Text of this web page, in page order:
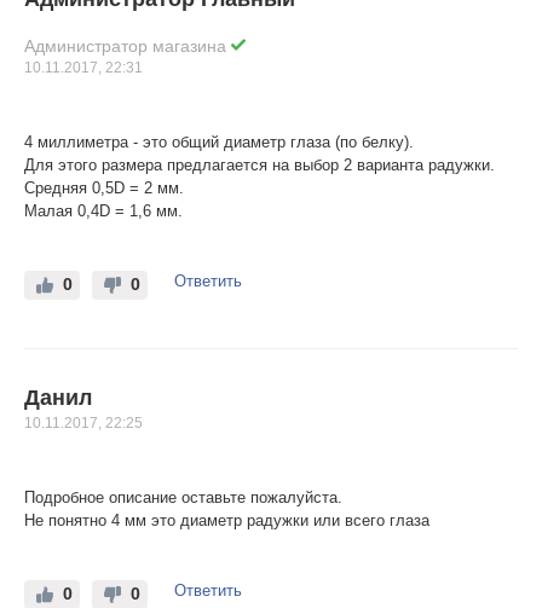
Администратор магазина
10.11.2017, 22:31
4 миллиметра - это общий диаметр глаза (по белку).
Для этого размера предлагается на выбор 2 варианта радужки.
Средняя 0,5D = 2 мм.
Малая 0,4D = 1,6 мм.
0
0 Ответить
Данил
10.11.2017, 22:25
Подробное описание оставьте пожалуйста.
Не понятно 4 мм это диаметр радужки или всего глаза
0
0 Ответить